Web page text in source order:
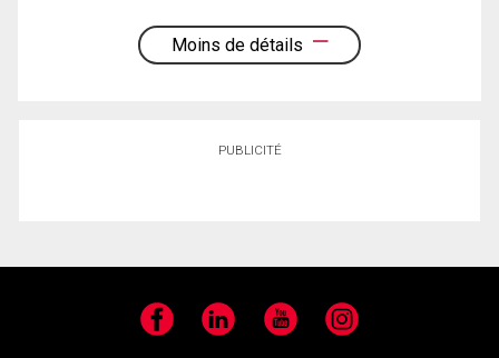
Moins de détails
PUBLICITÉ
Facebook LinkedIn YouTube Instagram